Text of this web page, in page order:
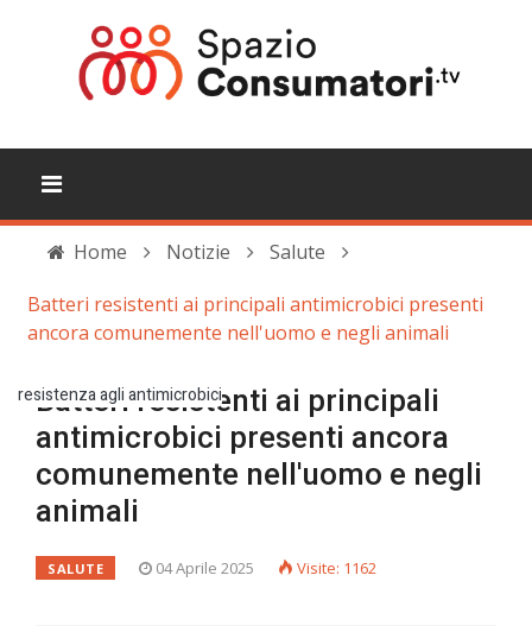
Home Notizie
Salute
Batteri resistenti ai principali antimicrobici presenti
ancora comunemente nell'uomo e negli animali
Batteri resistenti ai principali
antimicrobici presenti ancora
comunemente nell'uomo e negli
animali
SALUTE 04 Aprile 2025 Visite: 1162
resistenza agli antimicrobici